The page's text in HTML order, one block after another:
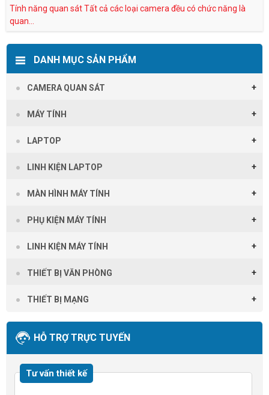
Tính năng quan sát Tất cả các loại camera đều có chức năng là
quan...
DANH MỤC SẢN PHẨM
CAMERA QUAN SÁT
MÁY TÍNH
LAPTOP
LINH KIỆN LAPTOP
MÀN HÌNH MÁY TÍNH
PHỤ KIỆN MÁY TÍNH
LINH KIỆN MÁY TÍNH
THIẾT BỊ VĂN PHÒNG
THIẾT BỊ MẠNG
HỖ TRỢ TRỰC TUYẾN
Tư vấn thiết kế